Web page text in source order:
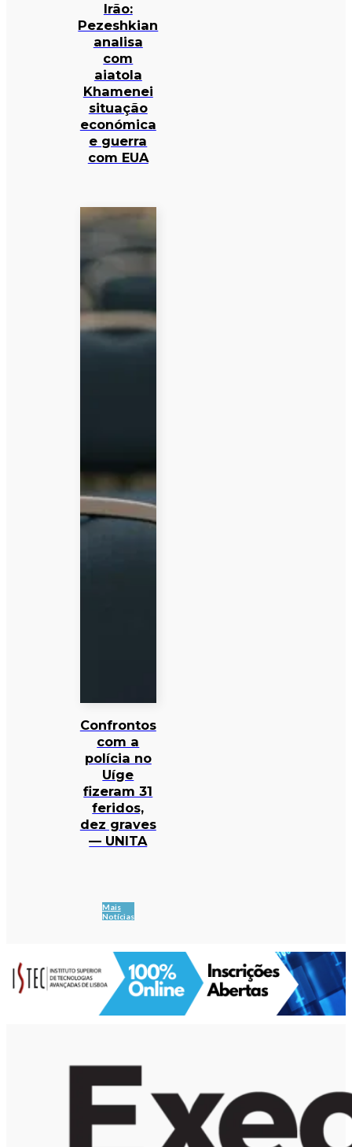
Irão:
Pezeshkian
analisa
com
aiatola
Khamenei
situação
económica
e guerra
com EUA
Confrontos
com a
polícia no
Uíge
fizeram 31
feridos,
dez graves
— UNITA
Mais
Notícias